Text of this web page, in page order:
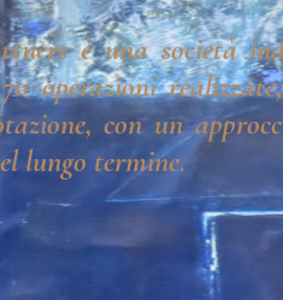
è una società
operazioni
con un
lungo termine.